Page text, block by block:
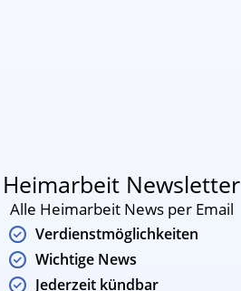
Heimarbeit Newsletter
Alle Heimarbeit News per Email
Verdienstmöglichkeiten
Wichtige News
Jederzeit kündbar